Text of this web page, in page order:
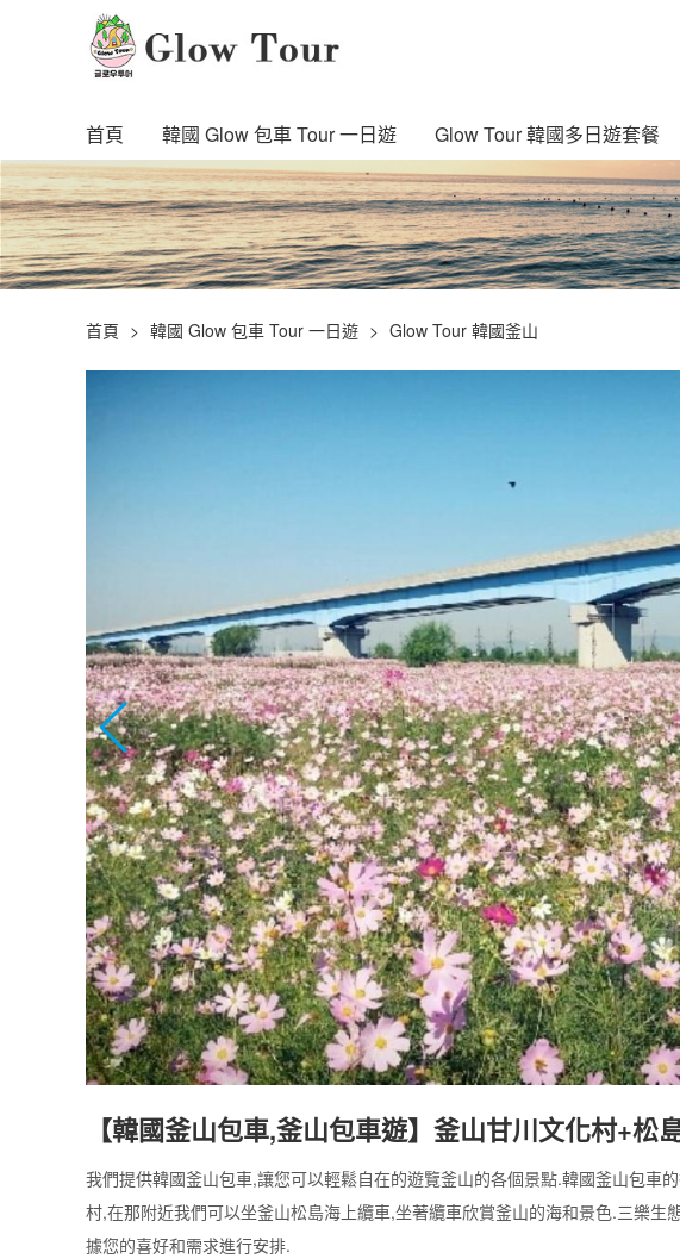
首頁 韓國 Glow 包車 Tour 一日遊 Glow Tour 韓國多日遊套餐
首頁 韓國 Glow 包車 Tour 一日遊 Glow Tour 韓國釜山
【韓國釜山包車,釜山包車遊】釜山甘川文化村+松
我們提供韓國釜山包車,讓您可以輕鬆自在的遊覽釜山的各個景點.韓國釜山包車
村,在那附近我們可以坐釜山松島海上纜車,坐著纜車欣賞釜山的海和景色.三樂生
據您的喜好和需求進行安排.